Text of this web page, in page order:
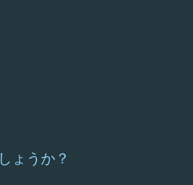
ょうか？